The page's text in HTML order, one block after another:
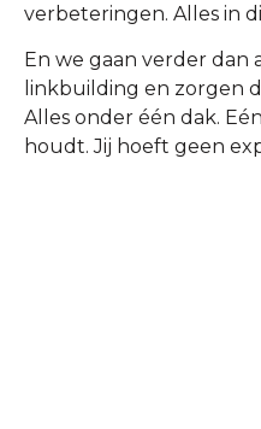
verbeteringen. Alles in
En we gaan verder dan
linkbuilding en zorgen
Alles onder één dak.
houdt. Jij hoeft geen